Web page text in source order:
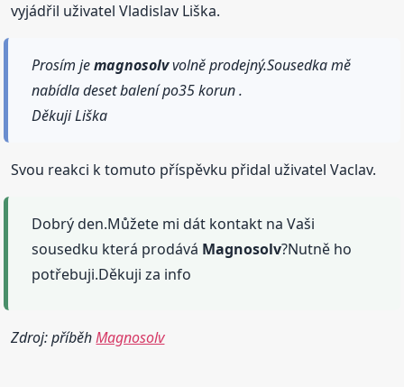
vyjádřil uživatel Vladislav Liška.
Prosím jemagnosolvvolně prodejný.Sousedka mě
nabídla deset balení po35 korun .
Děkuji Liška
Svou reakci k tomuto příspěvku přidal uživatel Vaclav.
Dobrý den.Můžete mi dát kontakt na Vaši
sousedku která prodává Magnosolv?Nutně ho
potřebuji.Děkuji za info
Zdroj: příběhMagnosolv